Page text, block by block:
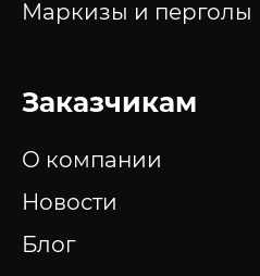
Маркизы и перголы
Заказчикам
О компании
Новости
Блог